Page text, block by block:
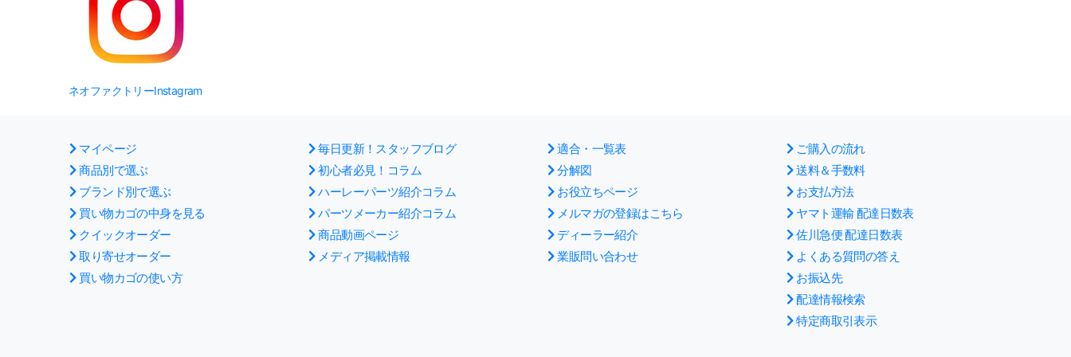
ネオファクトリーInstagram
マイページ
商品別で選ぶ
ブランド別で選ぶ
買い物カゴの中身を見る
クイックオーダー
取り寄せオーダー
買い物カゴの使い方
毎日更新！スタッフブログ
初心者必見！コラム
ハーレーパーツ紹介コラム
パーツメーカー紹介コラム
商品動画ページ
メディア掲載情報
適合・一覧表
分解図
お役立ちページ
メルマガの登録はこちら
ディーラー紹介
業販問い合わせ
ご購入の流れ
送料＆手数料
お支払方法
ヤマト運輸 配達日数表
佐川急便 配達日数表
よくある質問の答え
お振込先
配達情報検索
特定商取引表示